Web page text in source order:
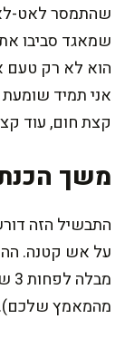
שהתמסר לאט-
שמאגד סביבו
הוא לא רק טעם
אני תמיד
קצת חום, עוד
משך
התבשיל הזה
מהמאמץ שלכם).